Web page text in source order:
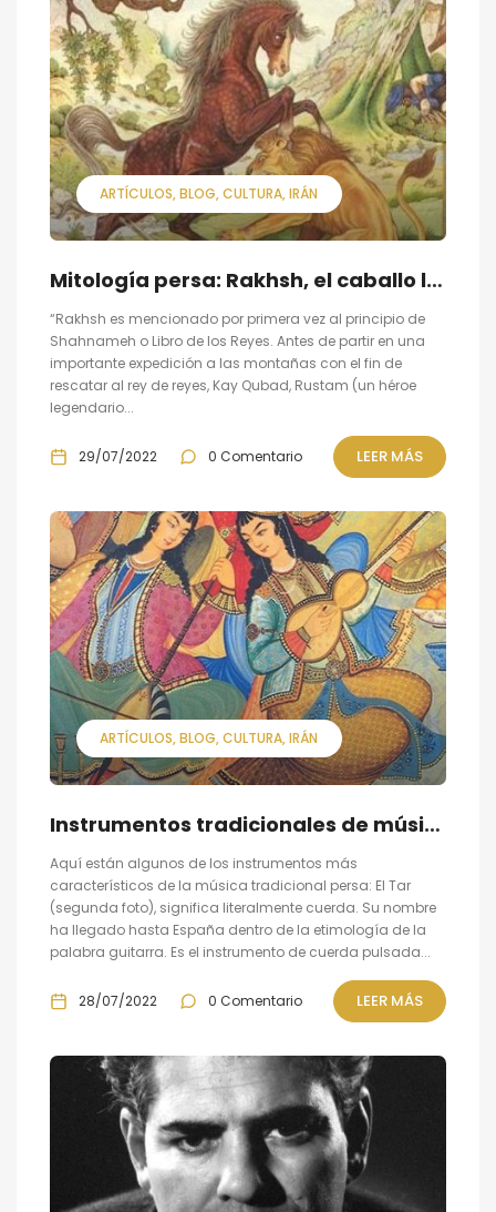
ARTÍCULOS BLOG CULTURA IRÁN
Mitología persa: Rakhsh, el caballo legendario
“Rakhsh es mencionado por primera vez al principio de
Shahnameh o Libro de los Reyes. Antes de partir en una
importante expedición a las montañas con el fin de
rescatar al rey de reyes, Kay Qubad, Rustam (un héroe
legendario...
29/07/2022 0 Comentario LEER MÁS
ARTÍCULOS BLOG CULTURA IRÁN
Instrumentos tradicionales de música persa
Aquí están algunos de los instrumentos más
característicos de la música tradicional persa: El Tar
(segunda foto), significa literalmente cuerda. Su nombre
ha llegado hasta España dentro de la etimología de la
palabra guitarra. Es el instrumento de cuerda pulsada...
28/07/2022 0 Comentario LEER MÁS